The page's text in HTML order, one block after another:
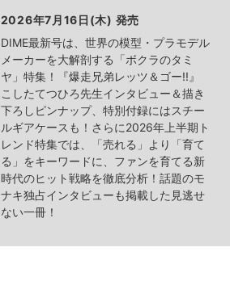
2026年7月16日(木) 発売
DIME最新号は、世界の模型・プラモデル
メーカーを大解剖する「ボクラのタミ
ヤ」特集！『爆走兄弟レッツ＆ゴー!!』
こしたてつひろ先生インタビュー＆描き
下ろしピンナップ、特別付録にはスチー
ルギアケースも！さらに2026年上半期ト
レンド特集では、「売れる」より「育て
る」をキーワードに、ファンを育てる新
時代のヒット戦略を徹底分析！話題のモ
ナキ独占インタビューも掲載した見逃せ
ない一冊！